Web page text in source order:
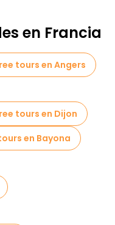
en Francia
tours en Angers
tours en Dijon
en Bayona